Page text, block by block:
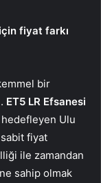
fiyat farkı
bir
ET5 LR Efsanesi
hedefleyen Ulu
sabit fiyat
ile zamandan
sahip olmak